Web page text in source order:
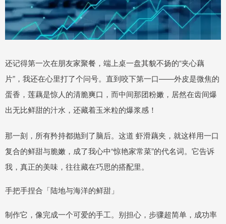
还记得第一次在朋友家聚餐，端上桌一盘其貌不扬的“夹心藕
片”，我还在心里打了个问号。直到咬下第一口——外皮是微焦的
蛋香，莲藕是惊人的清脆爽口，而中间那团粉嫩，居然在齿间爆
出无比鲜甜的汁水，还藏着玉米粒的爆浆感！
那一刻，所有矜持都抛到了脑后。这道 虾滑藕夹，就这样用一口
复合的鲜甜与脆嫩，成了我心中“惊艳家常菜”的代名词。它告诉
我，真正的美味，往往藏在巧思的搭配里。
手把手捏合「陆地与海洋的鲜甜」
制作它，像完成一个可爱的手工。别担心，步骤超简单，成功率